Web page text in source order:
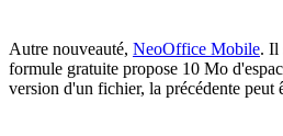
Autre nouveauté, NeoOffice Mobile. Il
formule gratuite propose 10 Mo
version d'un fichier, la précédente peut